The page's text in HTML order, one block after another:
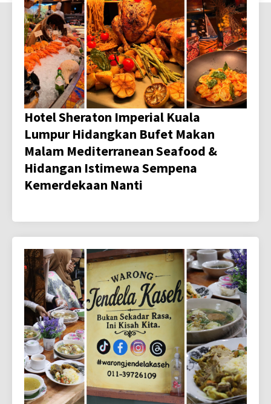
Hotel Sheraton Imperial Kuala
Lumpur Hidangkan Bufet Makan
Malam Mediterranean Seafood &
Hidangan Istimewa Sempena
Kemerdekaan Nanti